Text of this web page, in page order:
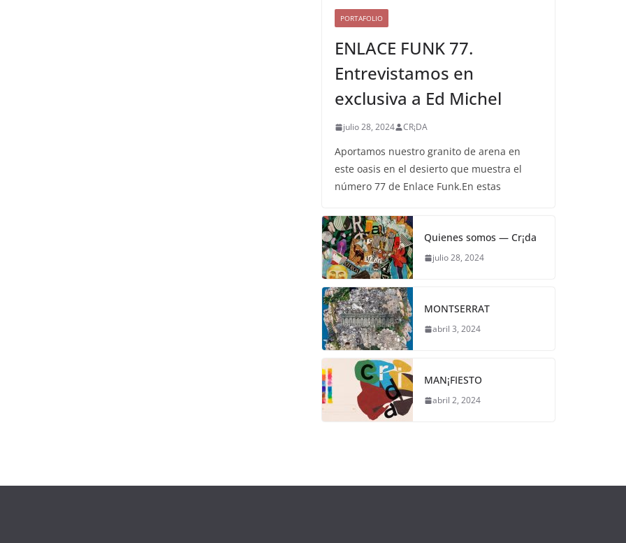
PORTAFOLIO
ENLACE FUNK 77.
Entrevistamos en
exclusiva a Ed Michel
julio 28, 2024 CR¡DA
Aportamos nuestro granito de arena en
este oasis en el desierto que muestra el
número 77 de Enlace Funk.En estas
Quienes somos — Cr¡da
julio 28, 2024
MONTSERRAT
abril 3, 2024
MAN¡FIESTO
abril 2, 2024